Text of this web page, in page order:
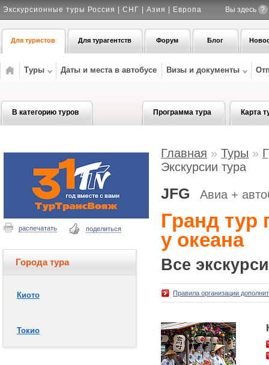
Экскурсионные туры Россия | СНГ | Азия | Европа Вы здесь ?
Для туристов Для турагентств Форум Блог
Туры Даты и места в автобусе Визы и документы
В категорию туров Программа тура Карта
Главная » Туры »
Экскурсии тура
JFG Авиа +
Гранд тур
у океана
Все
Правила организации
распечатать поделиться
Города тура
Киото
Токио